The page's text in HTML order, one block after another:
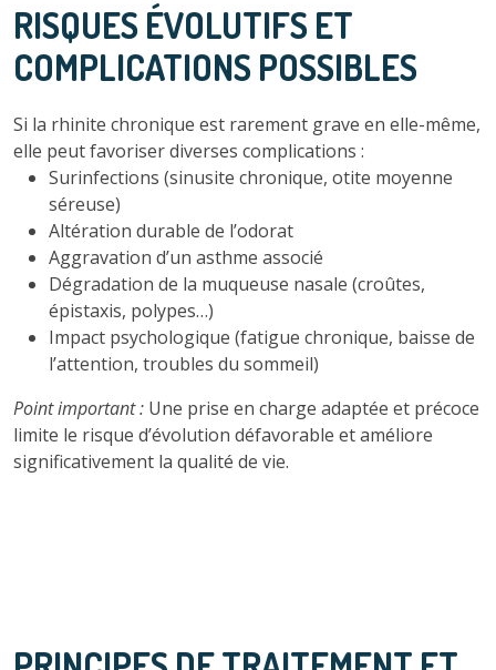
RISQUES ÉVOLUTIFS ET
COMPLICATIONS POSSIBLES
Si la rhinite chronique est rarement grave en elle-même,
elle peut favoriser diverses complications :
Surinfections (sinusite chronique, otite moyenne
séreuse)
Altération durable de l’odorat
Aggravation d’un asthme associé
Dégradation de la muqueuse nasale (croûtes,
épistaxis, polypes…)
Impact psychologique (fatigue chronique, baisse de
l’attention, troubles du sommeil)
Point important : Une prise en charge adaptée et précoce
limite le risque d’évolution défavorable et améliore
significativement la qualité de vie.